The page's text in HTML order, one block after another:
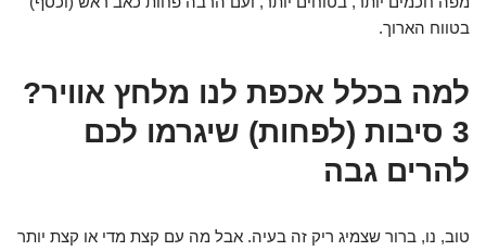
בטווח הארוך.
למה בכלל אכפת לנו מלחץ אוויר?
3 סיבות (לפחות) שיגרמו לכם
להרים גבה
טוב, נו, ברור שצמיג ריק זה בעיה. אבל מה עם קצת מדי או קצת יותר